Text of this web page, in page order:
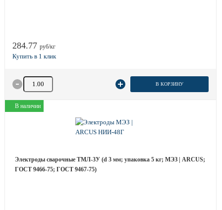
284.77 руб/кг
Количество товара В КОРЗИНУ
В наличии
Электроды сварочные ТМЛ-3У (d 3 мм; упаковка 5 кг; МЭЗ | ARCUS;
ГОСТ 9466-75; ГОСТ 9467-75)